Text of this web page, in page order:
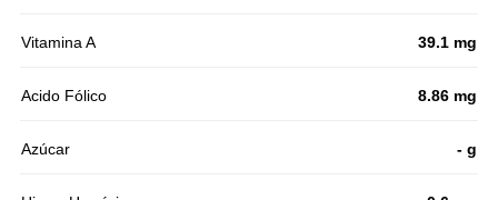
Vitamina A 39.1 mg
Acido Fólico 8.86 mg
Azúcar - g